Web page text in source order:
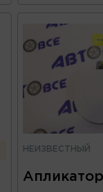
НЕИЗВЕСТНЫЙ